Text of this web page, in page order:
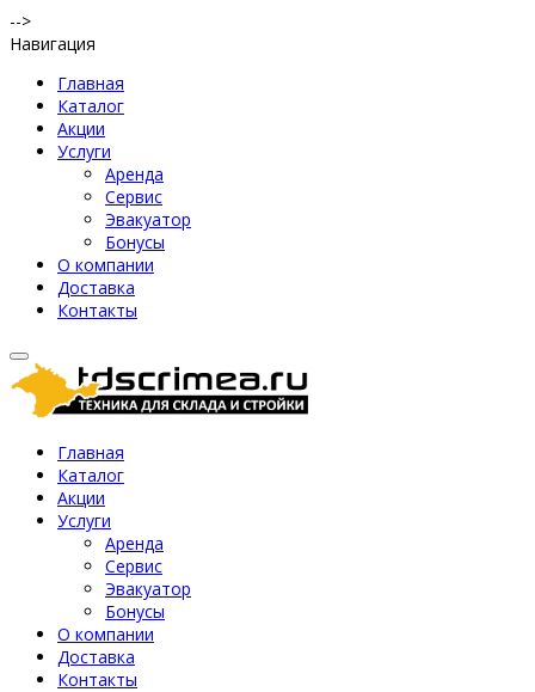
-->
Навигация
Главная
Каталог
Акции
Услуги
Аренда
Сервис
Эвакуатор
Бонусы
О компании
Доставка
Контакты
Главная
Каталог
Акции
Услуги
Аренда
Сервис
Эвакуатор
Бонусы
О компании
Доставка
Контакты